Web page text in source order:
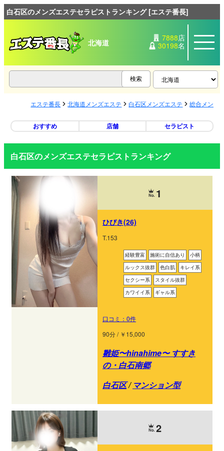
白石区のメンズエステセラピストランキング [エステ番長]
北海道 7888店
30198名
エステ番長 北海道メンズエステ 白石区メンズエステ 総合メンズ
おすすめ 店舗 セラピスト
白石区のメンズエステセラピストランキング
1
ひびき(26)
T.153
経験豊富 施術に自信あり
小柄
ルックス抜群
色白肌
キレイ系
セクシー系
スタイル抜群
カワイイ系
ギャル系
口コミ：0件
90分 / ￥15,000
雛姫〜hinahime〜 すすき
の・白石南郷
白石区/ マンション型
2